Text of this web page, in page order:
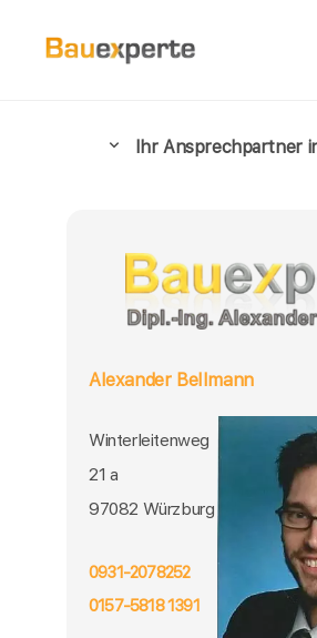
Ihr Ansprechpartner
Alexander Bellmann
Winterleitenweg
21 a
97082 Würzburg
0931-2078252
0157-5818 1391